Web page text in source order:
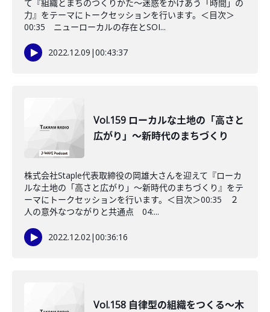
て『組織とまちのつくりかた～迷惑をかけあう「時間」の
力』をテーマにトークセッションを行います。＜目次＞
00:35 ニューローカルの存在とSOI...
2022.12.09 |00:43:37
Vol.159 ローカルな土地の「高さと
広がり」～新時代のまちづくり
株式会社Staple代表取締役の岡雄大さんを迎えて『ローカ
ルな土地の「高さと広がり」～新時代のまちづくり』をテ
ーマにトークセッションを行います。＜目次＞00:35 ２
人の意外なつながりと共通点 04:...
2022.12.02|00:36:16
Vol.158 自律型の組織をつくる～木